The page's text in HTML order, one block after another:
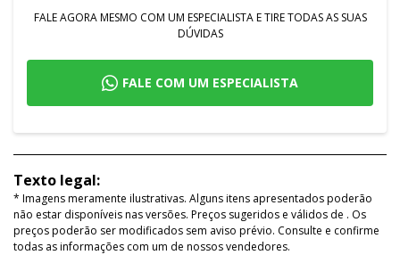
FALE AGORA MESMO COM UM ESPECIALISTA E TIRE TODAS AS SUAS
DÚVIDAS
FALE COM UM ESPECIALISTA
Texto legal:
* Imagens meramente ilustrativas. Alguns itens apresentados poderão
não estar disponíveis nas versões. Preços sugeridos e válidos de . Os
preços poderão ser modificados sem aviso prévio. Consulte e confirme
todas as informações com um de nossos vendedores.